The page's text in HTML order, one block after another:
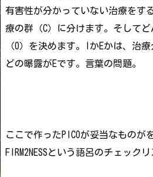
有害性が分かっていない治療をす
療の群（C）に分けます。そして
（O）を決めます。IかEかは、治
どの曝露がEです。言葉の問題。
ここで作ったPICOが妥当なものが
FIRM2NESSという語呂のチェック